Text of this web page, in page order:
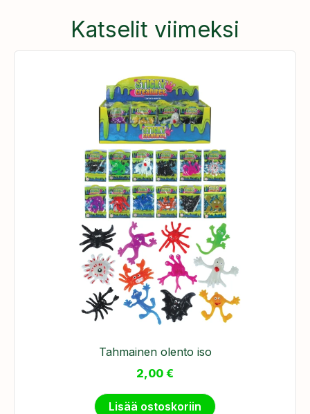
Katselit viimeksi
Tahmainen olento iso
2,00 €
Lisää ostoskoriin